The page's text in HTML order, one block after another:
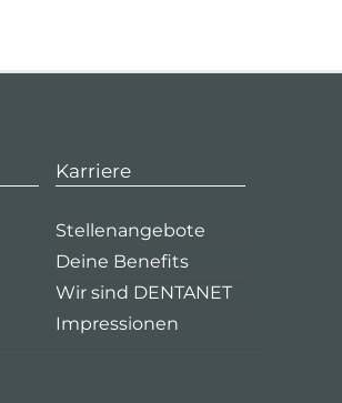
Karriere
Stellenangebote
Deine Benefits
Wir sind DENTANET
Impressionen